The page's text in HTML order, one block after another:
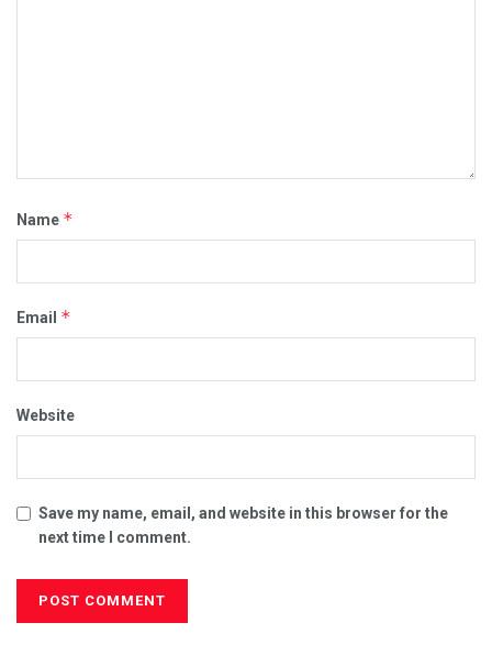
Name *
Email *
Website
Save my name, email, and website in this browser for the
next time I comment.